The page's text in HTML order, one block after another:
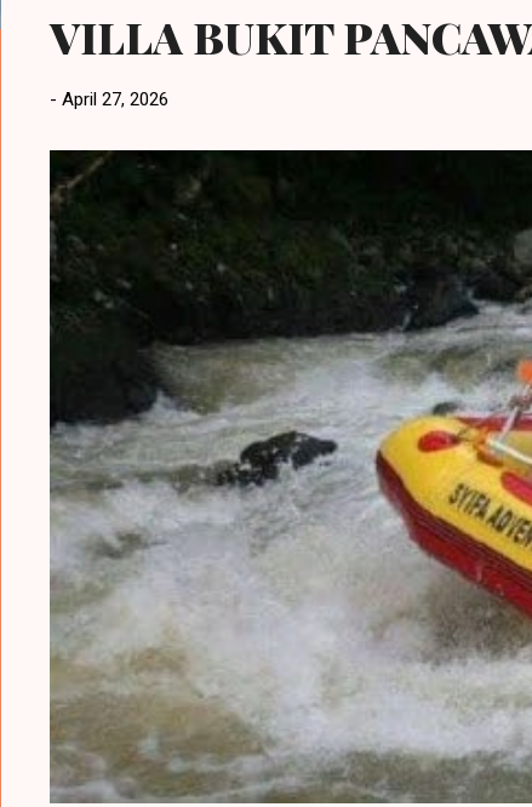
VILLA BUKIT
- April 27, 2026